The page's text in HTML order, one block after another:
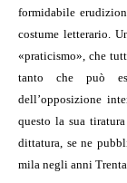
formidabile
costume letterario.
«praticismo», che
tanto che può
dell’opposizione
questo la sua
dittatura, se ne
mila negli anni